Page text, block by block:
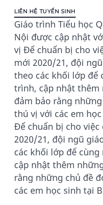
LIÊN HỆ TUYỂN SINH
Giáo trình Tiểu học
Nội được cập nhật
vị Để chuẩn bị cho
mới 2020/21, đội
theo các khối lớp để
trình, cập nhật thêm
đảm bảo rằng
thú vị với các em
Để chuẩn bị cho
2020/21, đội ngũ
các khối lớp để
cập nhật thêm
rằng những chủ đề
các em học sinh tại